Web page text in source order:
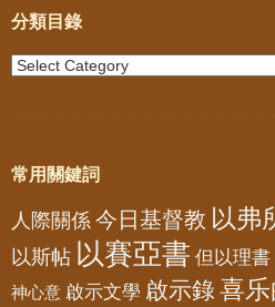
分類目錄
常用關鍵詞
人際關係 今日基督教 以弗
以斯帖 以賽亞書 但以理書
神心意 啟示文學 啟示錄喜